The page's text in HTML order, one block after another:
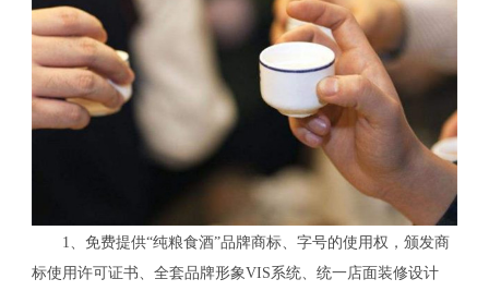
1、免费提供“纯粮食酒”品牌商标、字号的使用权，颁发商
标使用许可证书、全套品牌形象VIS系统、统一店面装修设计